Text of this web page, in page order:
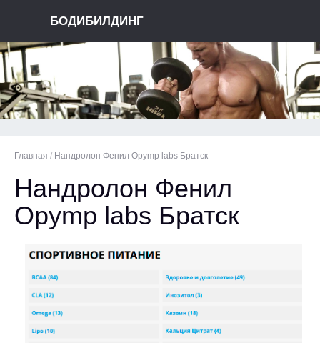
БОДИБИЛДИНГ
Главная / Нандролон Фенил Opymp labs Братск
Нандролон Фенил
Opymp labs Братск